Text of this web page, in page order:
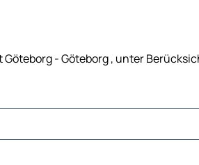
- Göteborg , unter